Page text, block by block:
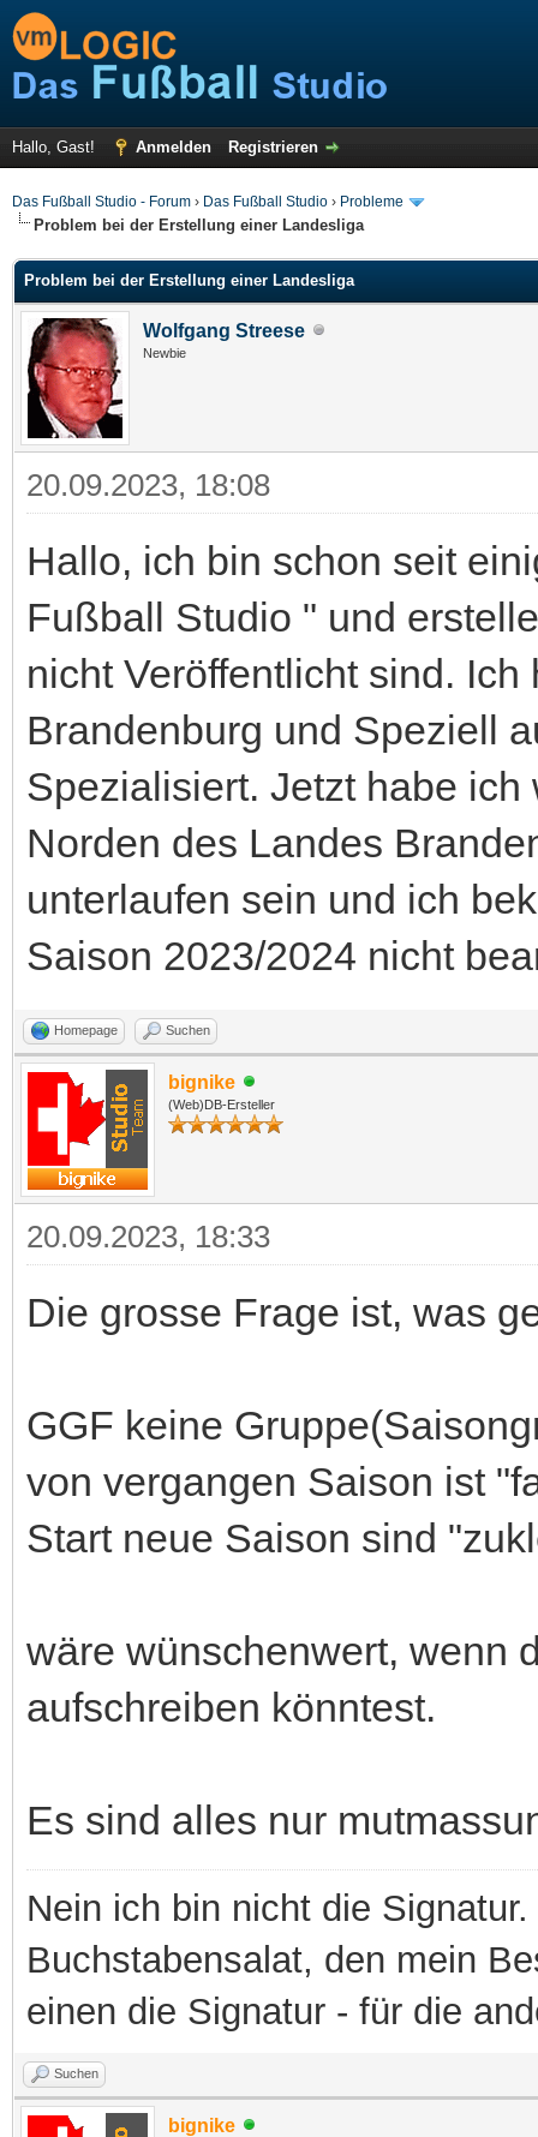
Hallo, Gast! Anmelden Registrieren
Das Fußball Studio - Forum › Das Fußball Studio › Probleme
Problem bei der Erstellung einer Landesliga
Problem bei der Erstellung einer Landesliga
Wolfgang Streese
Newbie
20.09.2023, 18:08
Hallo, ich bin schon seit
Fußball Studio " und
nicht Veröffentlicht sind.
Brandenburg und Speziell
Spezialisiert. Jetzt habe
Norden des Landes
unterlaufen sein und ich
Saison 2023/2024 nicht
Homepage Suchen
bignike
(Web)DB-Ersteller
20.09.2023, 18:33
Die grosse Frage ist, was
GGF keine
von vergangen Saison ist
Start neue Saison sind
wäre wünschenwert, wenn
aufschreiben könntest.
Es sind alles nur
Nein ich bin nicht die
Buchstabensalat, den mein
einen die Signatur - für die
Suchen
bignike